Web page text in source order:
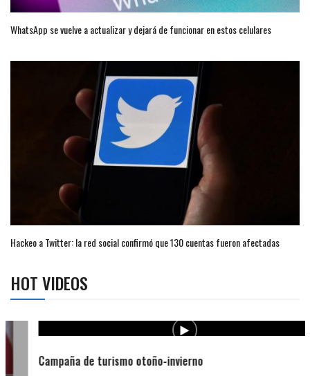
WhatsApp se vuelve a actualizar y dejará de funcionar en estos celulares
Hackeo a Twitter: la red social confirmó que 130 cuentas fueron afectadas
HOT VIDEOS
Campaña de turismo otoño-invierno